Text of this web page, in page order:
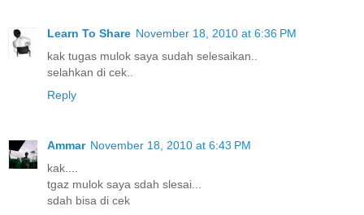
Learn To Share November 18, 2010 at 6:36 PM
kak tugas mulok saya sudah selesaikan..
selahkan di cek..
Reply
Ammar November 18, 2010 at 6:43 PM
kak....
tgaz mulok saya sdah slesai...
sdah bisa di cek